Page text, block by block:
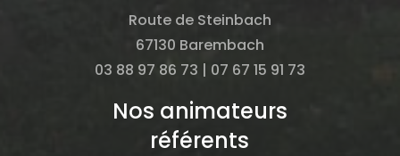
Route de Steinbach
67130 Barembach
03 88 97 86 73 | 07 67 15 91 73
Nos animateurs
référents